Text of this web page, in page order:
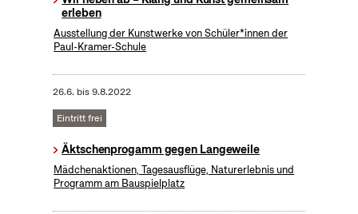
erleben
Ausstellung der Kunstwerke von Schüler*innen der
Paul-Kramer-Schule
26.6. bis9.8.2022
Eintritt frei
Äktschenprogamm gegen Langeweile
Mädchenaktionen, Tagesausflüge, Naturerlebnis und
Programm am Bauspielplatz